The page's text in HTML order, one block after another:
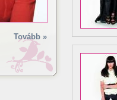
Tovább »